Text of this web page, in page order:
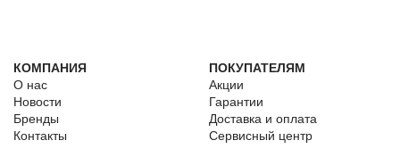
КОМПАНИЯ
О нас
Новости
Бренды
Контакты
ПОКУПАТЕЛЯМ
Акции
Гарантии
Доставка и оплата
Сервисный центр